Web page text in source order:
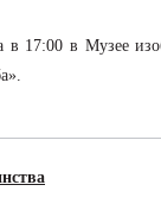
в 17:00 в Музее